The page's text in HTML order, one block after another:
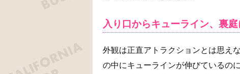
入り口からキューライン、裏庭
外観は正直アトラクションとは思え
の中にキューラインが伸びているの